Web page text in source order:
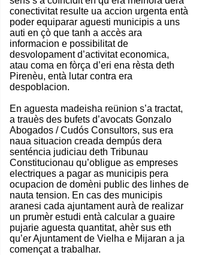
conectivitat resulte ua accion urgenta entà
poder equiparar aguesti municipis a uns
auti en çò que tanh a accès ara
informacion e possibilitat de
desvolopament d’activitat economica,
atau coma en fòrça d’eri ena rèsta deth
Pirenèu, entà lutar contra era
despoblacion.
En aguesta madeisha reünion s’a tractat,
a trauès des bufets d’avocats Gonzalo
Abogados / Cudós Consultors, sus era
naua situacion creada dempús dera
senténcia judiciau deth Tribunau
Constitucionau qu’obligue as empreses
electriques a pagar as municipis pera
ocupacion de domèni public des linhes de
nauta tension. En cas des municipis
aranesi cada ajuntament aurà de realizar
un prumèr estudi entà calcular a guaire
pujarie aguesta quantitat, ahèr sus eth
qu’er Ajuntament de Vielha e Mijaran a ja
començat a trabalhar.